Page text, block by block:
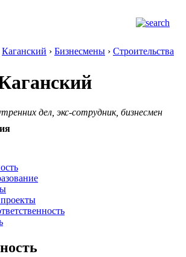
Каганский › Бизнесмены › Строительства
дел, экс-сотрудник, бизнесмен